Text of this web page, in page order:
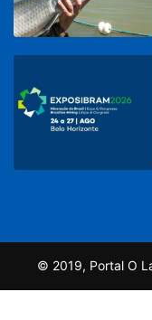
© 2019, Portal O